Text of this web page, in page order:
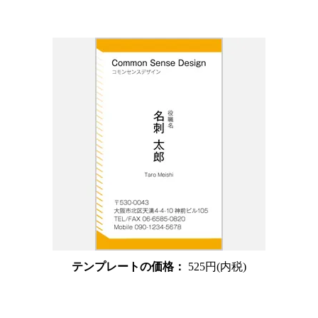
テンプレートの価格： 525円(内税)